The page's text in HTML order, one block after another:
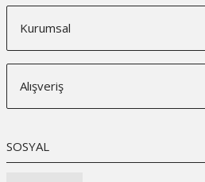
Kurumsal
Alışveriş
SOSYAL